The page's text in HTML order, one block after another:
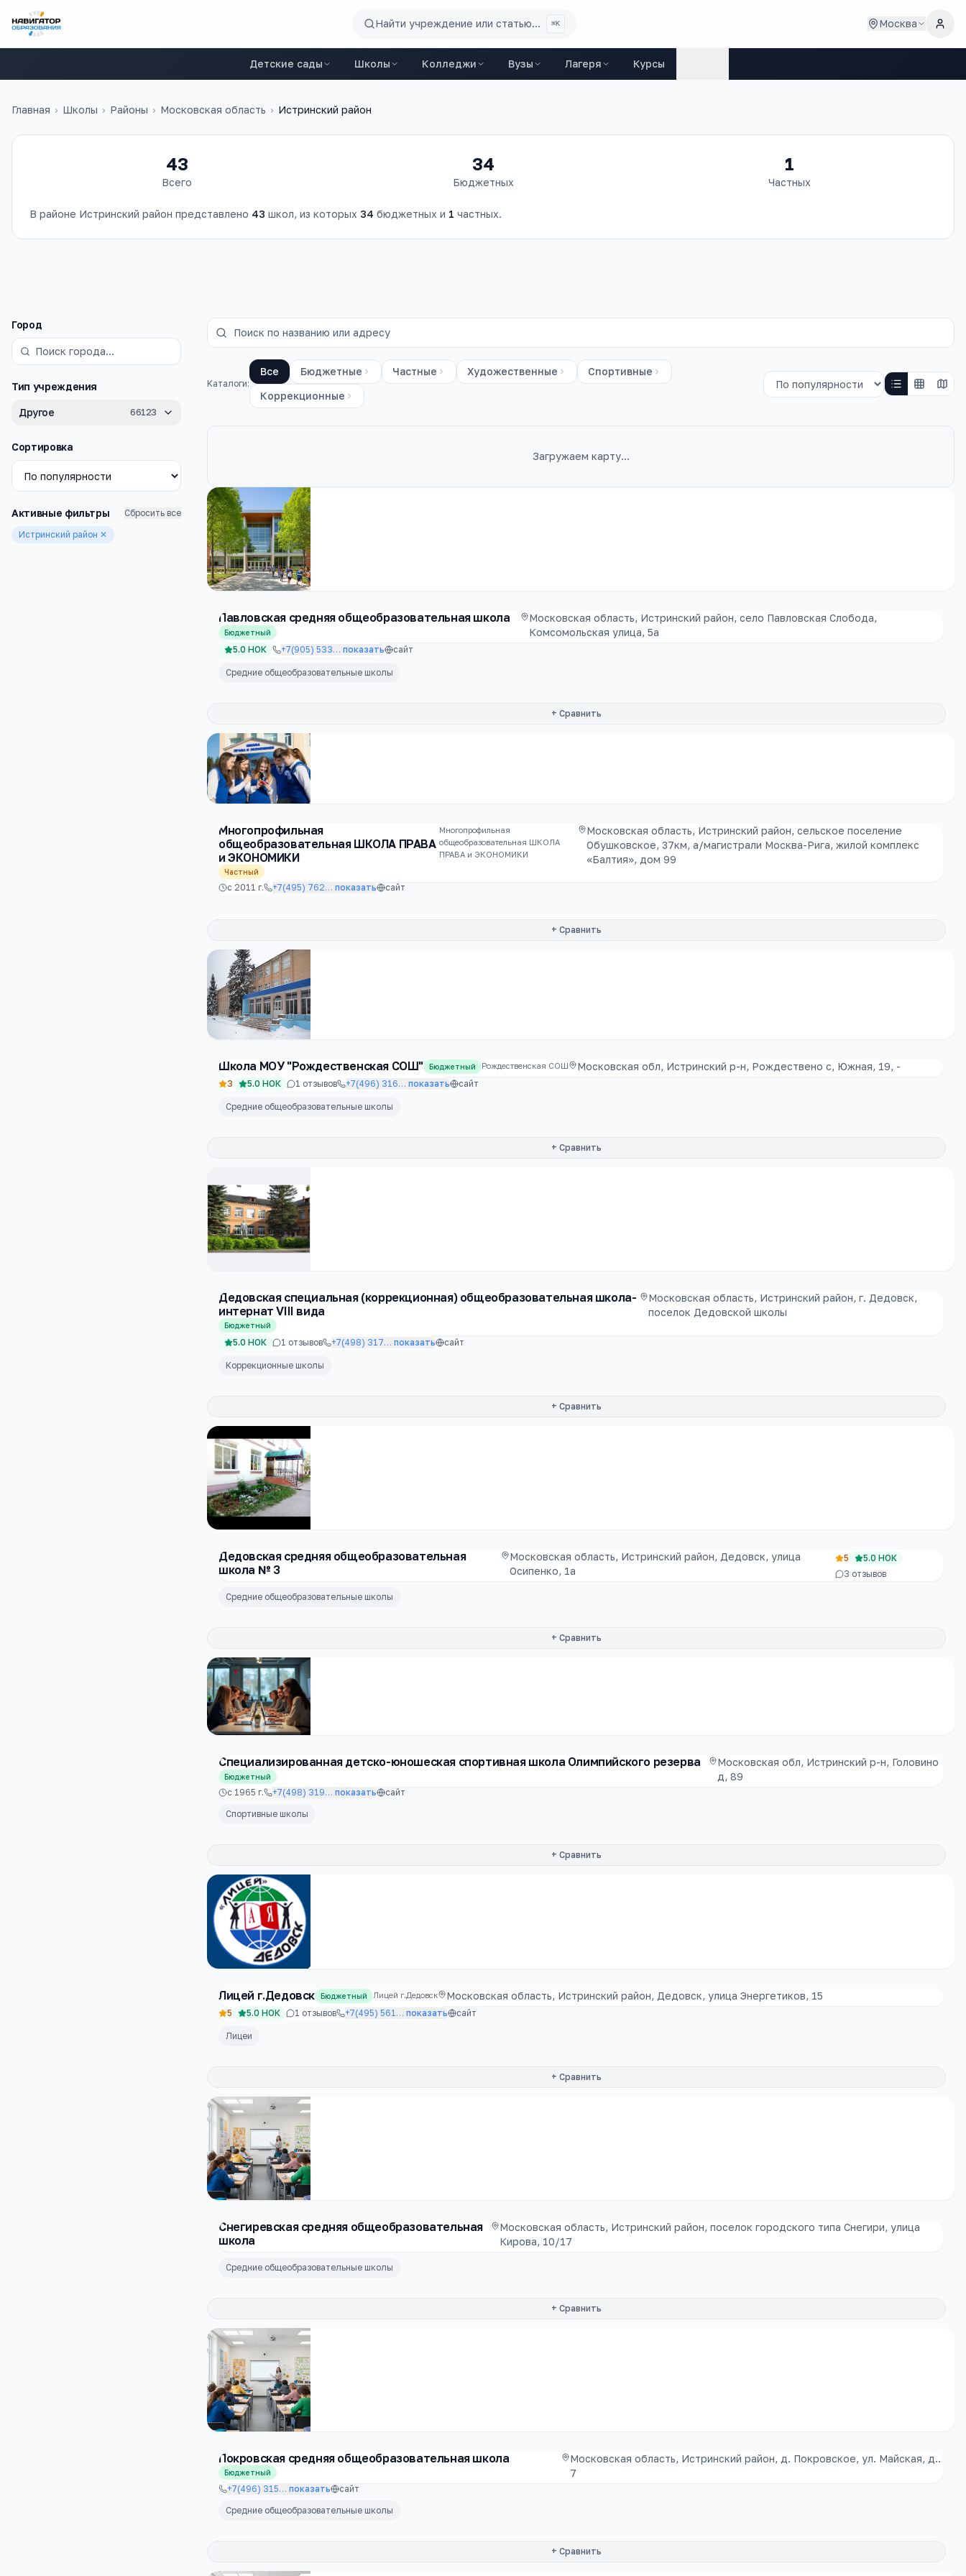
Найти учреждение или статью... ⌘K Москва
Детские сады Школы Колледжи Вузы Лагеря Курсы
Главная › Школы › Районы › Московская область › Истринский район
43
Всего
34
Бюджетных
1
Частных
В районе Истринский район представлено 43 школ, из которых 34 бюджетных и 1 частных.
Фильтры
Город
Тип учреждения
Другое 66123
Сортировка
Активные фильтры
Сбросить все
Истринский район ✕
Каталоги:
Все Бюджетные Частные Художественные
Спортивные
Коррекционные
Загружаем карту…
Каталог школы
Павловская средняя общеобразовательная школа
Бюджетный
Московская область, Истринский район, село Павловская Слобода,
Комсомольская улица, 5а
5.0 НОК +7(905) 533… показать сайт
Средние общеобразовательные школы
+ Сравнить
Многопрофильная
общеобразовательная ШКОЛА ПРАВА
и ЭКОНОМИКИ
Частный
Многопрофильная
общеобразовательная ШКОЛА
ПРАВА и ЭКОНОМИКИ
Московская область, Истринский район, сельское поселение
Обушковское, 37км, а/магистрали Москва-Рига, жилой комплекс
«Балтия», дом 99
с 2011 г. +7(495) 762… показать сайт
+ Сравнить
Школа МОУ "Рождественская СОШ" Бюджетный Рождественская СОШ Московская обл, Истринский р-н, Рождествено с, Южная, 19, -
3 5.0 НОК 1 отзывов +7(496) 316… показать сайт
Средние общеобразовательные школы
+ Сравнить
Дедовская специальная (коррекционная) общеобразовательная школа-
интернат VIII вида
Бюджетный
Московская область, Истринский район, г. Дедовск,
поселок Дедовской школы
5.0 НОК 1 отзывов +7(498) 317… показать сайт
Коррекционные школы
+ Сравнить
Дедовская средняя общеобразовательная
школа № 3
Московская область, Истринский район, Дедовск, улица
Осипенко, 1а
5 5.0 НОК
3 отзывов
Средние общеобразовательные школы
+ Сравнить
Специализированная детско-юношеская спортивная школа Олимпийского резерва
Бюджетный
Московская обл, Истринский р-н, Головино
д, 89
с 1965 г. +7(498) 319… показать
сайт
Спортивные школы
+ Сравнить
Лицей г.Дедовск Бюджетный Лицей г.Дедовск Московская область, Истринский район, Дедовск, улица Энергетиков, 15
5 5.0 НОК 1 отзывов +7(495) 561 … показать сайт
Лицеи
+ Сравнить
Снегиревская средняя общеобразовательная
школа
Московская область, Истринский район, поселок городского типа Снегири, улица
Кирова, 10/17
Средние общеобразовательные школы
+ Сравнить
Покровская средняя общеобразовательная школа
Бюджетный
Московская область, Истринский район, д. Покровское, ул. Майская, д..
7
+7(496) 315… показать
сайт
Средние общеобразовательные школы
+ Сравнить